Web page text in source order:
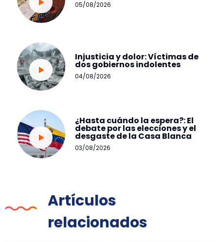
05/08/2026
Injusticia y dolor: Víctimas de
dos gobiernos indolentes
04/08/2026
¿Hasta cuándo la espera?: El
debate por las elecciones y el
desgaste de la Casa Blanca
03/08/2026
Artículos
relacionados